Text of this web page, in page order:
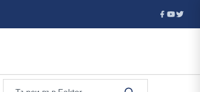
анексиране на грузинската територ...